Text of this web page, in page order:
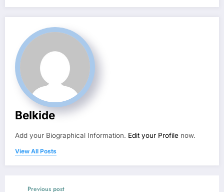
Belkide
Add your Biographical Information. Edit your Profile now.
View All Posts
Previous post